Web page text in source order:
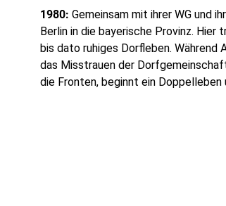
1980: Gemeinsam mit ihrer WG und
Berlin in die bayerische Provinz.
bis dato ruhiges Dorfleben.
das Misstrauen der
die Fronten, beginnt ein